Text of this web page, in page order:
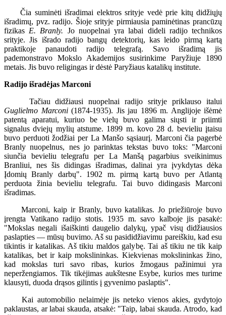
Čia suminėti išradimai elektros srityje vedė prie kitų didžiųjų
išradimų, pvz. radijo. Šioje srityje pirmiausia paminėtinas prancūzų
fizikas E. Branly. Jo nuopelnai yra labai dideli radijo technikos
srityje. Jis išrado radijo bangų detektorių, kas leido pirmą kartą
praktikoje panaudoti radijo telegrafą. Savo išradimą jis
pademonstravo Mokslo Akademijos susirinkime Paryžiuje 1890
metais. Jis buvo religingas ir dėstė Paryžiaus katalikų institute.
Radijo išradėjas Marconi
Tačiau didžiausi nuopelnai radijo srityje priklauso italui
Guglielmo Marconi(1874-1935). Jis jau 1896 m. Anglijoje išėmė
patentą aparatui, kuriuo be vielų buvo galima siųsti ir priimti
signalus dviejų mylių atstume. 1899 m. kovo 28 d. bevieliu įtaisu
buvo perduoti žodžiai per La Manšo sąsiaurį. Marconi čia pagerbė
Branly nuopelnus, nes jo parinktas tekstas buvo toks: "Marconi
siunčia bevieliu telegrafu per La Manšą pagarbius sveikinimus
Branliui, nes šis didingas išradimas, dalinai yra įvykdytas dėka
Įdomių Branly darbų". 1902 m. pirmą kartą buvo per Atlantą
perduota žinia bevieliu telegrafu. Tai buvo didingasis Marconi
išradimas.
Marconi, kaip ir Branly, buvo katalikas. Jo priežiūroje buvo
įrengta Vatikano radijo stotis. 1935 m. savo kalboje jis pasakė:
"Mokslas negali išaiškinti daugelio dalykų, ypač visų didžiausios
paslapties — mūsų buvimo. Aš su pasididžiavimu pareiškiu, kad esu
tikintis ir katalikas. Aš tikiu maldos galybę. Tai aš tikiu ne tik kaip
katalikas, bet ir kaip mokslininkas. Kiekvienas mokslininkas žino,
kad mokslas turi savo ribas, kurios žmogaus pažinimui yra
neperžengiamos. Tik tikėjimas aukštesne Esybe, kurios mes turime
klausyti, duoda drąsos gilintis į gyvenimo paslaptis".
Kai automobilio nelaimėje jis neteko vienos akies, gydytojo
paklaustas, ar labai skauda, atsakė: "Taip, labai skauda. Atrodo, kad